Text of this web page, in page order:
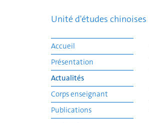
Unité d'études chinoises
Accueil
Présentation
Actualités
Corps enseignant
Publications